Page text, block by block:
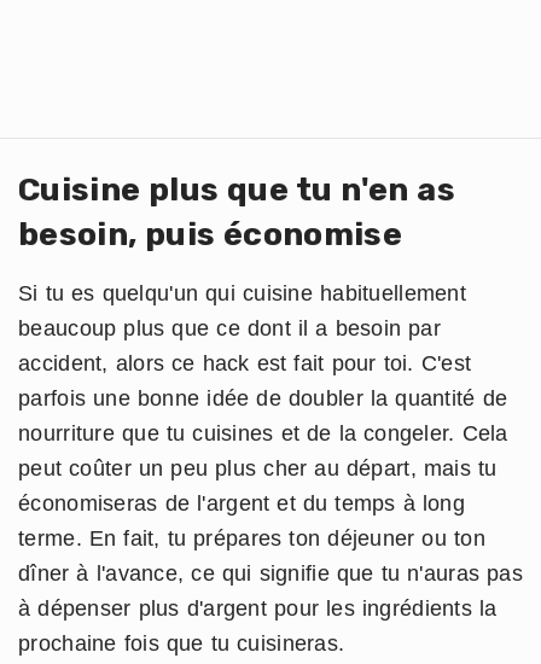
Cuisine plus que tu n'en as
besoin, puis économise
Si tu es quelqu'un qui cuisine habituellement
beaucoup plus que ce dont il a besoin par
accident, alors ce hack est fait pour toi. C'est
parfois une bonne idée de doubler la quantité de
nourriture que tu cuisines et de la congeler. Cela
peut coûter un peu plus cher au départ, mais tu
économiseras de l'argent et du temps à long
terme. En fait, tu prépares ton déjeuner ou ton
dîner à l'avance, ce qui signifie que tu n'auras pas
à dépenser plus d'argent pour les ingrédients la
prochaine fois que tu cuisineras.